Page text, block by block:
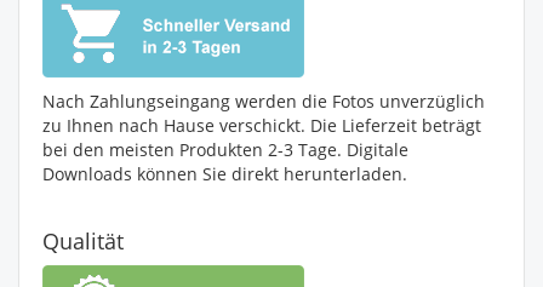
Nach Zahlungseingang werden die Fotos unverzüglich
zu Ihnen nach Hause verschickt. Die Lieferzeit beträgt
bei den meisten Produkten 2-3 Tage. Digitale
Downloads können Sie direkt herunterladen.
Qualität